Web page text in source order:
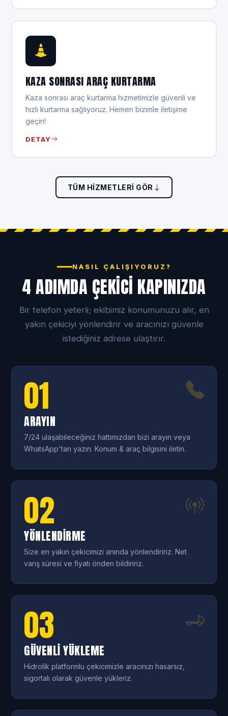
KAZA SONRASI ARAÇ KURTARMA
Kaza sonrası araç kurtarma hizmetimizle güvenli ve
hızlı kurtarma sağlıyoruz. Hemen bizimle iletişime
geçin!
DETAY
TÜM HIZMETLERI GÖR
NASIL ÇALIŞIYORUZ?
4 ADIMDA ÇEKICI KAPINIZDA
Bir telefon yeterli; ekibimiz konumunuzu alır, en
yakın çekiciyi yönlendirir ve aracınızı güvenle
istediğiniz adrese ulaştırır.
01
ARAYIN
7/24 ulaşabileceğiniz hattımızdan bizi arayın veya
WhatsApp'tan yazın. Konum & araç bilgisini iletin.
02
YÖNLENDIRME
Size en yakın çekicimizi anında yönlendiririz. Net
varış süresi ve fiyatı önden bildiririz.
03
GÜVENLI YÜKLEME
Hidrolik platformlu çekicimizle aracınızı hasarsız,
sigortalı olarak güvenle yükleriz.